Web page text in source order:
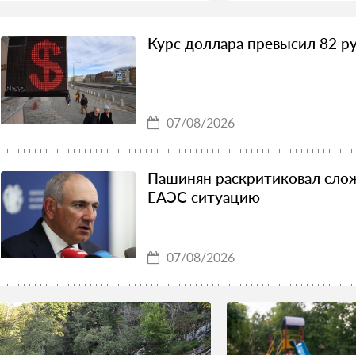
Курс доллара превысил 82
07/08/2026
Пашинян раскритиковал
ЕАЭС ситуацию
07/08/2026